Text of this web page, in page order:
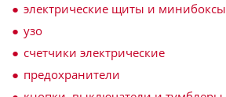
электрические щиты и минибоксы
узо
счетчики электрические
предохранители